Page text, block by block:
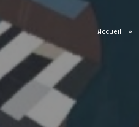
Accueil